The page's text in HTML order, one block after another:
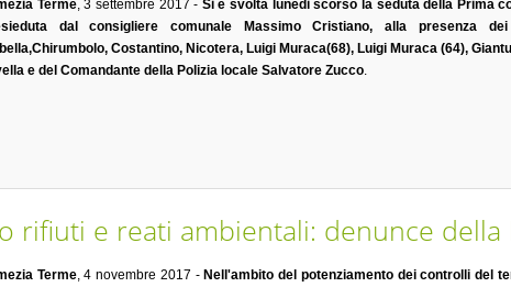
Terme, 3 settembre 2017 - Si è svolta lunedi scorso la seduta della Prima
dal consigliere comunale Massimo Cristiano, alla presenza
Costantino, Nicotera, Luigi Muraca(68), Luigi Muraca (64),
e del Comandante della Polizia locale Salvatore Zucco.
rifiuti e reati ambientali: denunce della
Terme, 4 novembre 2017 - Nell'ambito del potenziamento dei controlli del